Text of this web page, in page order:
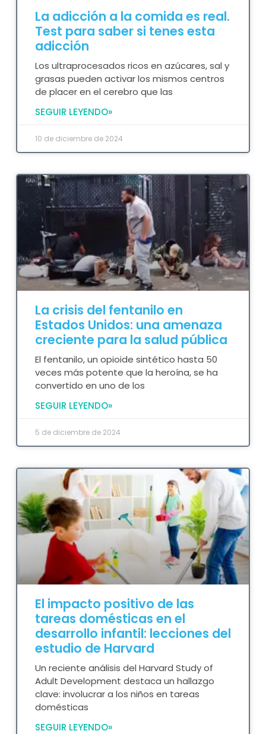
La adicción a la comida es real.
Test para saber si tenes esta
adicción
Los ultraprocesados ricos en azúcares, sal y
grasas pueden activar los mismos centros
de placer en el cerebro que las
SEGUIR LEYENDO»
10 de diciembre de 2024
La crisis del fentanilo en
Estados Unidos: una amenaza
creciente para la salud pública
El fentanilo, un opioide sintético hasta 50
veces más potente que la heroína, se ha
convertido en uno de los
SEGUIR LEYENDO»
5 de diciembre de 2024
El impacto positivo de las
tareas domésticas en el
desarrollo infantil: lecciones del
estudio de Harvard
Un reciente análisis del Harvard Study of
Adult Development destaca un hallazgo
clave: involucrar a los niños en tareas
domésticas
SEGUIR LEYENDO»